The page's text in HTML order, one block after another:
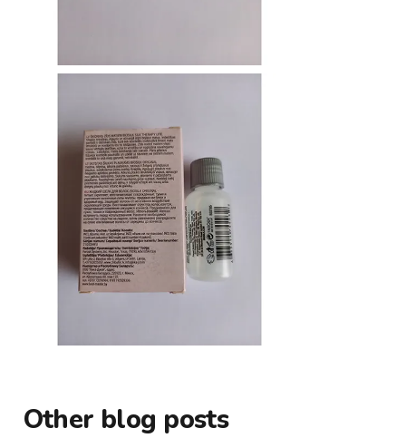
Other blog posts